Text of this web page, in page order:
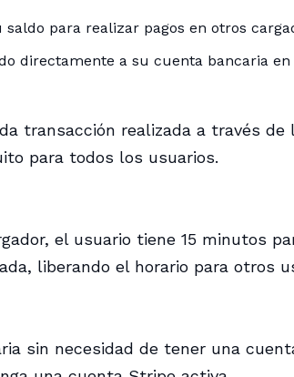
saldo para realizar pagos en otros
directamente a su cuenta bancaria
transacción realizada a través
para todos los usuarios.
el usuario tiene 15 minutos
liberando el horario para otros
sin necesidad de tener una